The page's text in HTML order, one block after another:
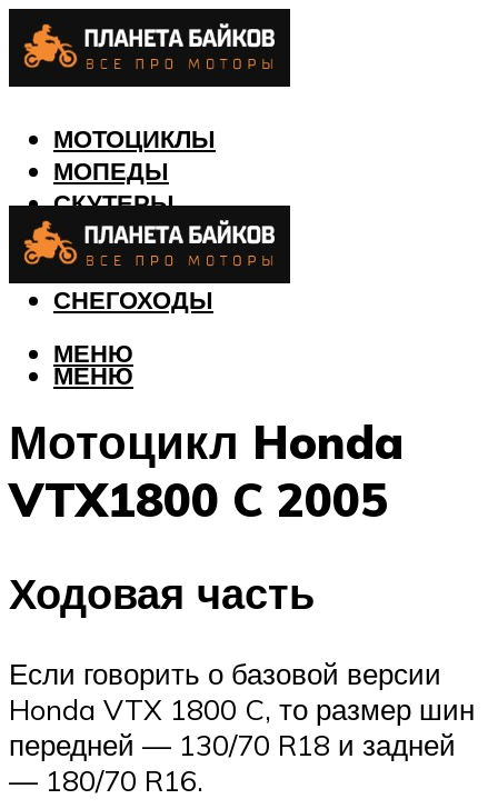
МОТОЦИКЛЫ
МОПЕДЫ
СКУТЕРЫ
КВАДРОЦИКЛЫ
ЛОДКИ
СНЕГОХОДЫ
МЕНЮ
МЕНЮ
Мотоцикл Honda
VTX1800 C 2005
Ходовая часть
Если говорить о базовой версии
Honda VTX 1800 C, то размер шин
передней — 130/70 R18 и задней
— 180/70 R16.